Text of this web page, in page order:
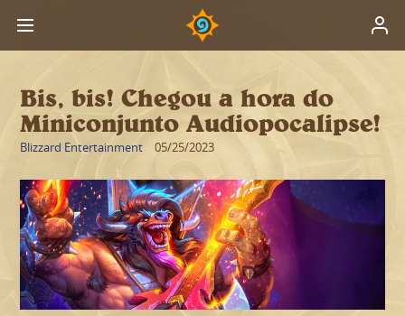
Bis, bis! Chegou a hora do
Miniconjunto Audiopocalipse!
Blizzard Entertainment 05/25/2023